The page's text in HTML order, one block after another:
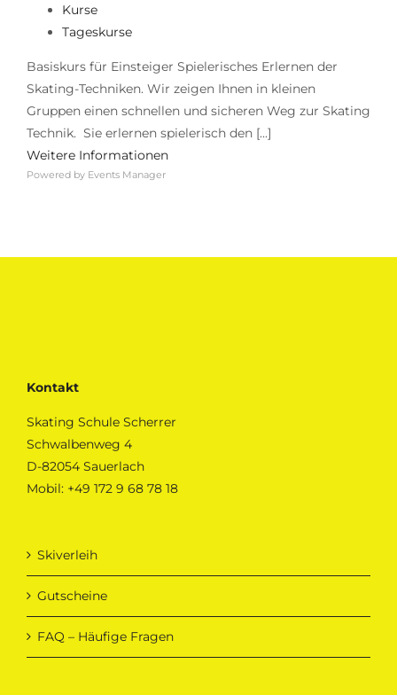
Kurse
Tageskurse
Basiskurs für Einsteiger Spielerisches Erlernen der
Skating-Techniken. Wir zeigen Ihnen in kleinen
Gruppen einen schnellen und sicheren Weg zur Skating
Technik. Sie erlernen spielerisch den [...]
Weitere Informationen
Powered by Events Manager
Kontakt
Skating Schule Scherrer
Schwalbenweg 4
D-82054 Sauerlach
Mobil: +49 172 9 68 78 18
Skiverleih
Gutscheine
FAQ – Häufige Fragen